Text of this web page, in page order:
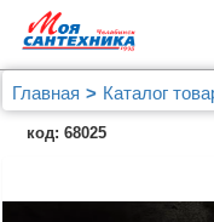
Главная Каталог
Акриловая ванна
код: 68025